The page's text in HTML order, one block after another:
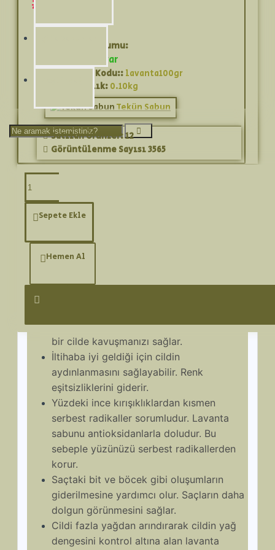
250,00TL
Stok Durumu:
Stokta var
Ürün Kodu:: lavanta100gr
Ağırlık: 0.10kg
Tekün Sabun
Satılan Ürünler: 12
Görüntülenme Sayısı 3565
Sepete Ekle
Hemen Al
Ürün Bilgisi
aylarında cildi nemlendirerek daha sağlıklı
bir cilde kavuşmanızı sağlar.
İltihaba iyi geldiği için cildin
aydınlanmasını sağlayabilir. Renk
eşitsizliklerini giderir.
Yüzdeki ince kırışıklıklardan kısmen
serbest radikaller sorumludur. Lavanta
sabunu antioksidanlarla doludur. Bu
sebeple yüzünüzü serbest radikallerden
korur.
Saçtaki bit ve böcek gibi oluşumların
giderilmesine yardımcı olur. Saçların daha
dolgun görünmesini sağlar.
Cildi fazla yağdan arındırarak cildin yağ
dengesini kontrol altına alan lavanta